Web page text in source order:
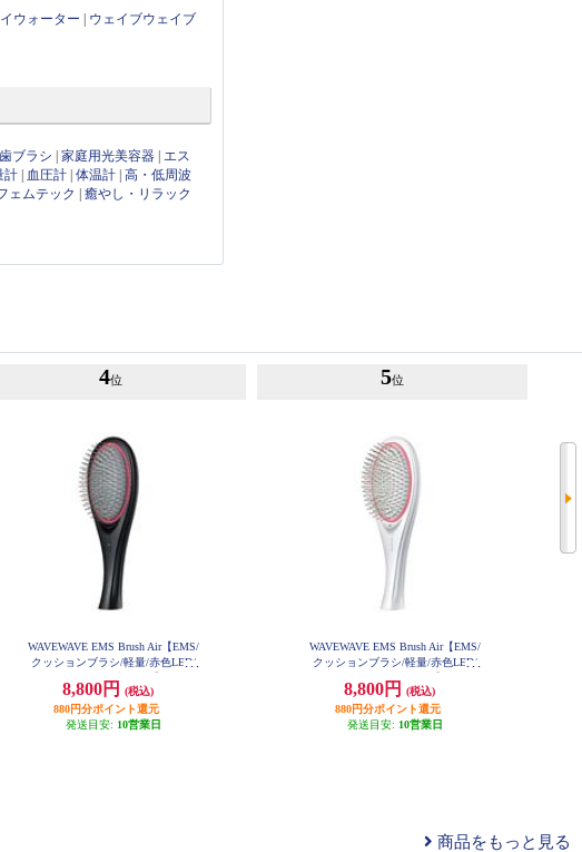
ウォーター
ウェイブウェイブ
ブラシ |家庭用光美容器
エス
計 血圧計 |体温計 |高・低周波
ェムテック |癒やし・リラック
4位
WAVEWAVE EMS Brush Air【EMS/
クッションブラシ/軽量/赤色LED/
01-BK
8,800円
(税込)
880円分ポイント還元
発送目安: 10営業日
5位
WAVEWAVE EMS Brush Air【EMS/
クッションブラシ/軽量/赤色LED/
01-WH
8,800円
(税込)
880円分ポイント還元
発送目安: 10営業日
商品をもっと見る